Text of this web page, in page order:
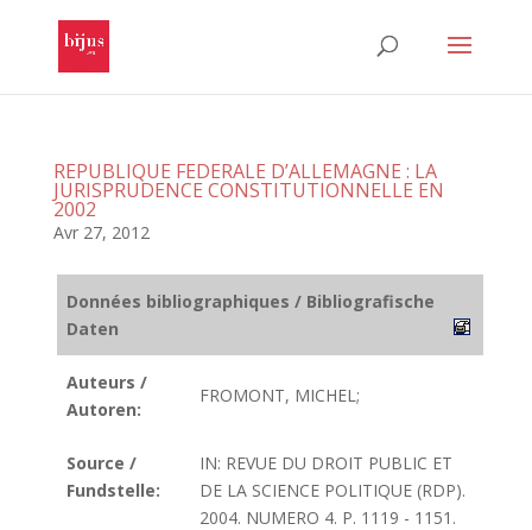
REPUBLIQUE FEDERALE D’ALLEMAGNE : LA
JURISPRUDENCE CONSTITUTIONNELLE EN
2002
Avr 27, 2012
Données bibliographiques / Bibliografische
Daten
Auteurs /
Autoren:
FROMONT, MICHEL;
Source /
Fundstelle:
IN: REVUE DU DROIT PUBLIC ET
DE LA SCIENCE POLITIQUE (RDP).
2004. NUMERO 4. P. 1119 - 1151.